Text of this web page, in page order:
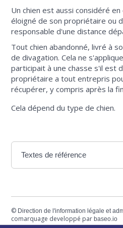
Un chien est aussi considéré
éloigné de son propriétaire ou
responsable d'une distance
Tout chien abandonné, livré à
de divagation. Cela ne
participait à une chasse s'il est
propriétaire a tout entrepris
récupérer, y compris après la
Cela dépend du type de chien.
Textes de référence
© Direction de l'information légale et
comarquage developpé parbaseo.io